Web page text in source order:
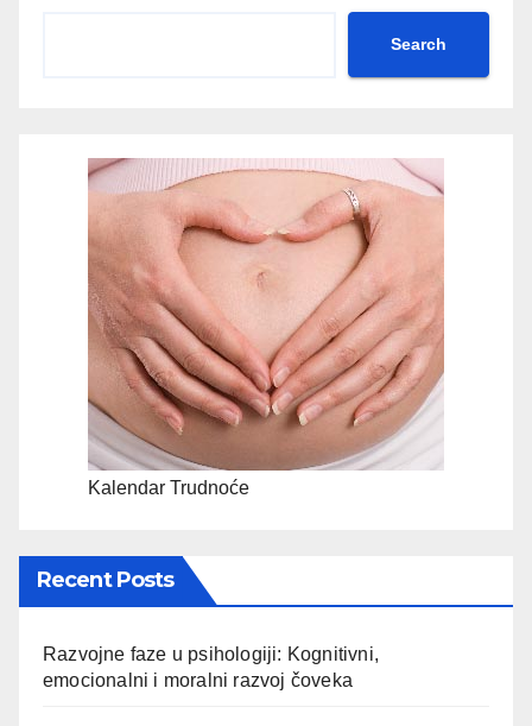
Search
Kalendar Trudnoće
Recent Posts
Razvojne faze u psihologiji: Kognitivni,
emocionalni i moralni razvoj čoveka